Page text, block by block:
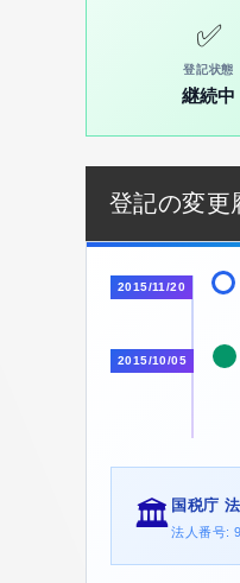
✅
登記状態
継続中
登記の変更
2015/11/20
2015/10/05
🏛️ 国税庁
法人番号: